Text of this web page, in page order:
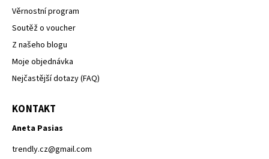
Věrnostní program
Soutěž o voucher
Z našeho blogu
Moje objednávka
Nejčastější dotazy (FAQ)
KONTAKT
Aneta Pasias
trendly.cz@gmail.com